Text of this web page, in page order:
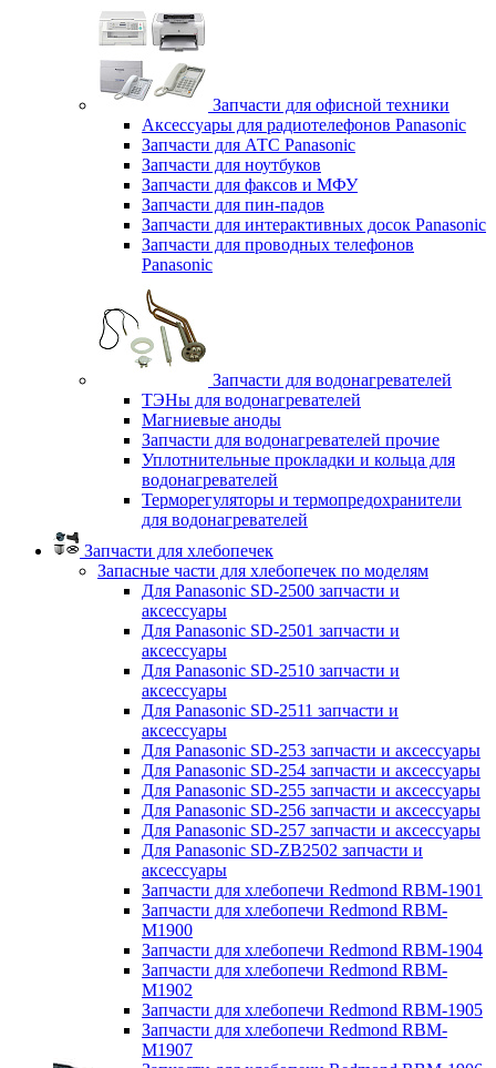
Запчасти для офисной техники
Аксессуары для радиотелефонов Panasonic
Запчасти для АТС Panasonic
Запчасти для ноутбуков
Запчасти для факсов и МФУ
Запчасти для пин-падов
Запчасти для интерактивных досок Panasonic
Запчасти для проводных телефонов
Panasonic
Запчасти для водонагревателей
ТЭНы для водонагревателей
Магниевые аноды
Запчасти для водонагревателей прочие
Уплотнительные прокладки и кольца для
водонагревателей
Терморегуляторы и термопредохранители
для водонагревателей
Запчасти для хлебопечек
Запасные части для хлебопечек по моделям
Для Panasonic SD-2500 запчасти и
аксессуары
Для Panasonic SD-2501 запчасти и
аксессуары
Для Panasonic SD-2510 запчасти и
аксессуары
Для Panasonic SD-2511 запчасти и
аксессуары
Для Panasonic SD-253 запчасти и аксессуары
Для Panasonic SD-254 запчасти и аксессуары
Для Panasonic SD-255 запчасти и аксессуары
Для Panasonic SD-256 запчасти и аксессуары
Для Panasonic SD-257 запчасти и аксессуары
Для Panasonic SD-ZB2502 запчасти и
аксессуары
Запчасти для хлебопечи Redmond RBM-1901
Запчасти для хлебопечи Redmond RBM-
M1900
Запчасти для хлебопечи Redmond RBM-1904
Запчасти для хлебопечи Redmond RBM-
M1902
Запчасти для хлебопечи Redmond RBM-1905
Запчасти для хлебопечи Redmond RBM-
M1907